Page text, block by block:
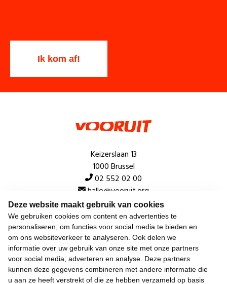
Deze website maakt gebruik van cookies
We gebruiken cookies om content en advertenties te
personaliseren, om functies voor social media te bieden en
om ons websiteverkeer te analyseren. Ook delen we
informatie over uw gebruik van onze site met onze partners
voor social media, adverteren en analyse. Deze partners
kunnen deze gegevens combineren met andere informatie die
u aan ze heeft verstrekt of die ze hebben verzameld op basis
Keizerslaan 13
1000 Brussel
02 552 02 00
hallo@vooruit.org
Snel
Over de beweging
Algemeen